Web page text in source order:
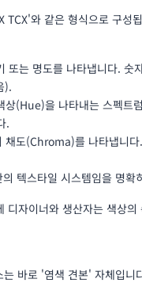
TCX'와 같은 형식으로 구
또는 명도를 나타냅니다.
).
상(Hue)을 나타내는 스펙트
.
채도(Chroma)를 나타냅니
텍스타일 시스템임을 명확
디자이너와 생산자는 색상
바로 '염색 견본' 자체입